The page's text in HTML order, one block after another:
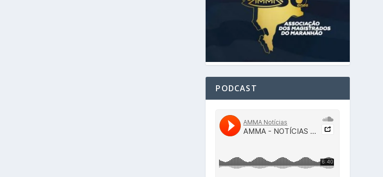
PODCAST